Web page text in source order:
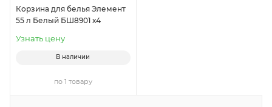
Корзина для белья Элемент
55 л Белый БШ8901 х4
Узнать цену
В наличии
по 1 товару